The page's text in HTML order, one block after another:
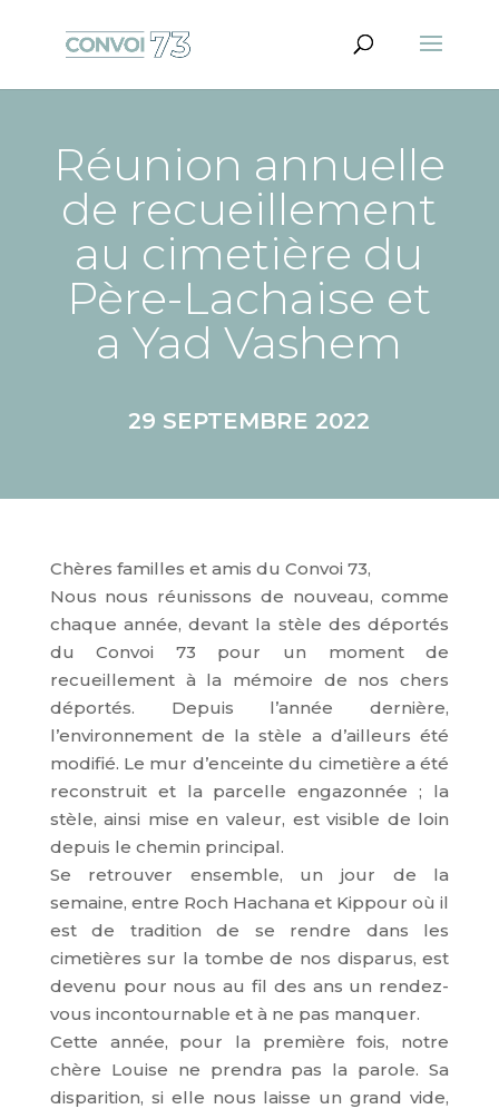
Réunion annuelle
de recueillement
au cimetière du
Père-Lachaise et
a Yad Vashem
29 SEPTEMBRE 2022
Chères familles et amis du Convoi 73,
Nous nous réunissons de nouveau, comme
chaque année, devant la stèle des déportés
du Convoi 73 pour un moment de
recueillement à la mémoire de nos chers
déportés. Depuis l’année dernière,
l’environnement de la stèle a d’ailleurs été
modifié. Le mur d’enceinte du cimetière a été
reconstruit et la parcelle engazonnée ; la
stèle, ainsi mise en valeur, est visible de loin
depuis le chemin principal.
Se retrouver ensemble, un jour de la
semaine, entre Roch Hachana et Kippour où il
est de tradition de se rendre dans les
cimetières sur la tombe de nos disparus, est
devenu pour nous au fil des ans un rendez-
vous incontournable et à ne pas manquer.
Cette année, pour la première fois, notre
chère Louise ne prendra pas la parole. Sa
disparition, si elle nous laisse un grand vide,